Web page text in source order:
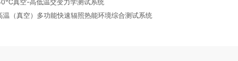
真空-高低温交变力学测试系统
温（真空）多功能快速辐照热能环境综合测试系统